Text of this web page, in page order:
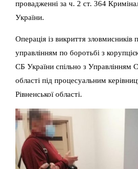
провадженні за ч. 2 ст. 364
України.
Операція із викриття
управлінням по боротьбі з
СБ України спільно з Управлінням
області під процесуальним
Рівненської області.